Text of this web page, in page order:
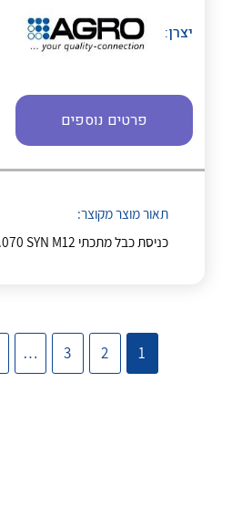
הצוות שלנו
אודות
צור קשר
לכל מוצרי היצרן
יצרן:
פרטים נוספים
תאור מוצר מקוצר:
כניסת כבל מתכתי AGRO 1145.12.070 SYN M12
1
2
3
…